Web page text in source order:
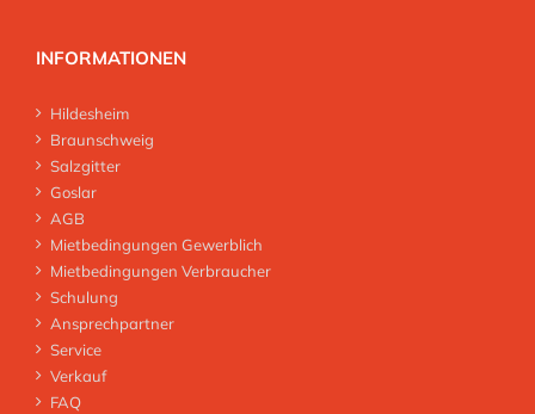
INFORMATIONEN
Hildesheim
Braunschweig
Salzgitter
Goslar
AGB
Mietbedingungen Gewerblich
Mietbedingungen Verbraucher
Schulung
Ansprechpartner
Service
Verkauf
FAQ